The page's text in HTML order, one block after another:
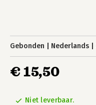
Gebonden Nederlands
€ 15,50
Niet leverbaar.